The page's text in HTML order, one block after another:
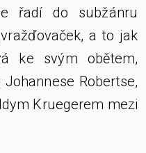
řadí do subžánru
a to jak
ke svým obětem,
Robertse,
Kruegerem mezi